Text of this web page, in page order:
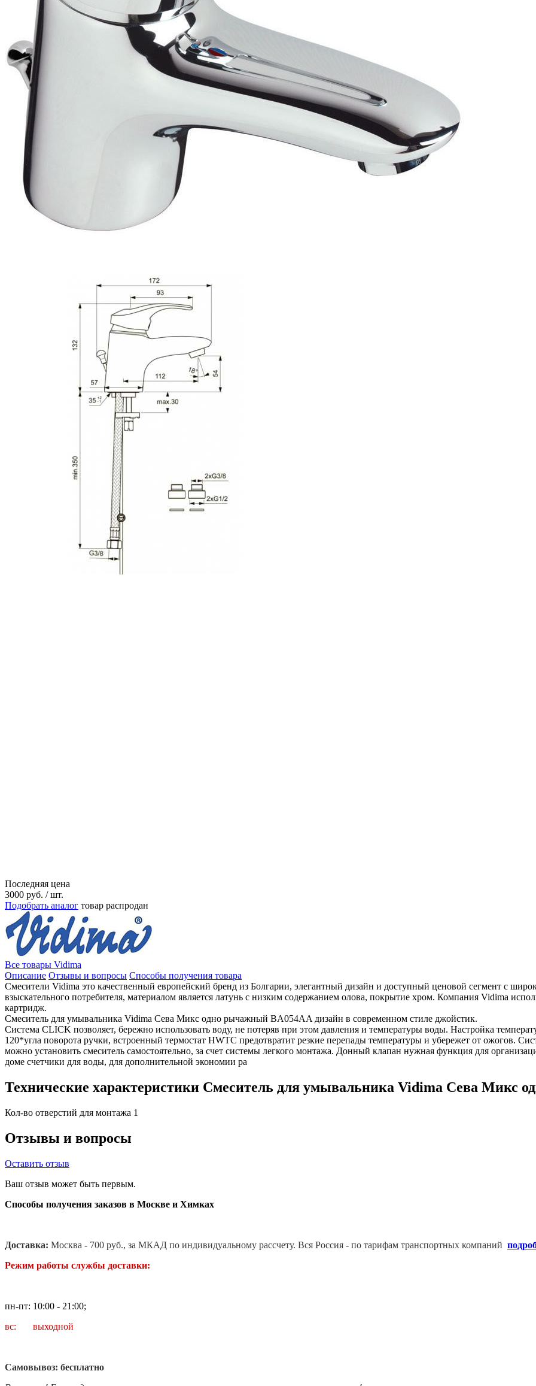
Последняя цена
3000 руб. / шт.
Подобрать аналог товар распродан
Все товары Vidima
Описание Отзывы и вопросы Способы получения товара
Смесители Vidima это качественный европейский бренд из Болгарии, элегантный дизайн и доступный ценовой сегмент с
взыскательного потребителя, материалом является латунь с низким содержанием олова, покрытие хром. Компания Vidima
картридж.
Смеситель для умывальника Vidima Сева Микс одно рычажный BA054AA дизайн в современном стиле джойстик.
Система CLICK позволяет, бережно использовать воду, не потеряв при этом давления и температуры воды. Настройка
120*угла поворота ручки, встроенный термостат HWTC предотвратит резкие перепады температуры и убережет от ожогов.
можно установить смеситель самостоятельно, за счет системы легкого монтажа. Донный клапан нужная функция для
доме счетчики для воды, для дополнительной экономии ра
Технические характеристики Смеситель для умывальника Vidima Сева Микс
Кол-во отверстий для монтажа 1
Отзывы и вопросы
Оставить отзыв
Ваш отзыв может быть первым.
Способы получения заказов в Москве и Химках
Доставка: Москва - 700 руб., за МКАД по индивидуальному рассчету. Вся Россия - по тарифам транспортных компаний
Режим работы службы доставки:
пн-пт: 10:00 - 21:00;
вс: выходной
Самовывоз: бесплатно